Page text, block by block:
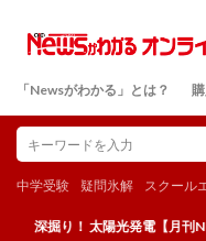
「Newsがわかる」とは？
中学受験 疑問氷解 スクール
！ 太陽光発電【月刊Newsがわか